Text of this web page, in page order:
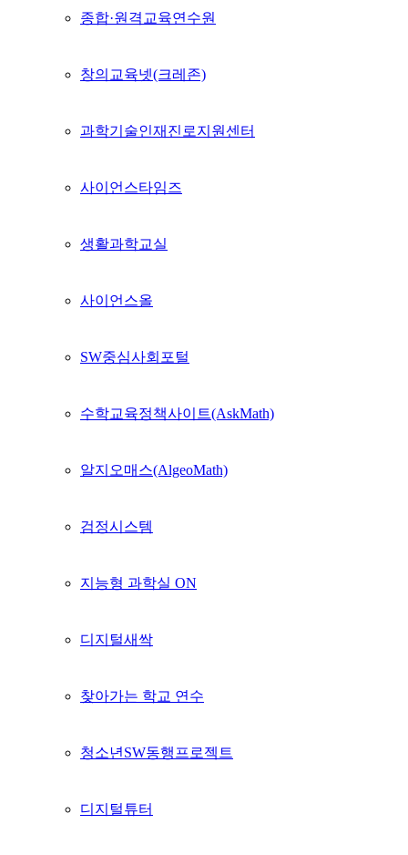
종합·원격교육연수원
창의교육넷(크레존)
과학기술인재진로지원센터
사이언스타임즈
생활과학교실
사이언스올
SW중심사회포털
수학교육정책사이트(AskMath)
알지오매스(AlgeoMath)
검정시스템
지능형 과학실 ON
디지털새싹
찾아가는 학교 연수
청소년SW동행프로젝트
디지털튜터